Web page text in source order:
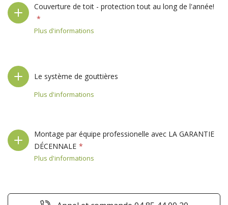
Couverture de toit - protection tout au long de l'année!
Plus d'informations
Le système de gouttières
Plus d'informations
Montage par équipe professionelle avec LA GARANTIE
DÉCENNALE
Plus d'informations